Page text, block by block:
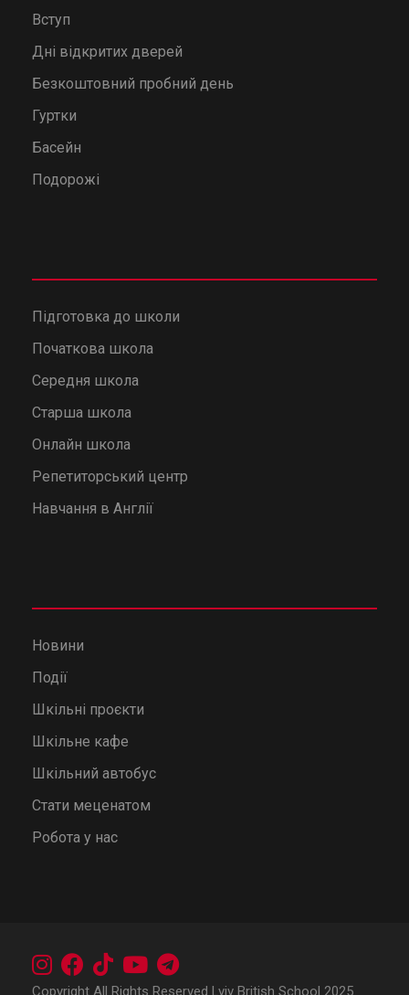
Вступ
Дні відкритих дверей
Безкоштовний пробний день
Гуртки
Басейн
Подорожі
Підготовка до школи
Початкова школа
Середня школа
Старша школа
Онлайн школа
Репетиторський центр
Навчання в Англії
Новини
Події
Шкільні проєкти
Шкільне кафе
Шкільний автобус
Стати меценатом
Робота у нас
Copyright All Rights Reserved Lviv British School 2025